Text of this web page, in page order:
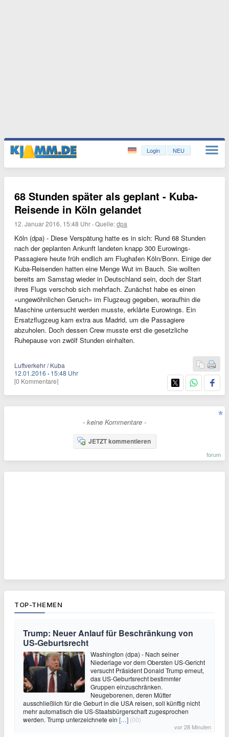
Login NEU
68 Stunden später als geplant - Kuba-
Reisende in Köln gelandet
12. Januar 2016, 15:48 Uhr ·Quelle:dpa
Köln (dpa) - Diese Verspätung hatte es in sich: Rund 68 Stunden
nach der geplanten Ankunft landeten knapp 300 Eurowings-
Passagiere heute früh endlich am Flughafen Köln/Bonn. Einige der
Kuba-Reisenden hatten eine Menge Wut im Bauch. Sie wollten
bereits am Samstag wieder in Deutschland sein, doch der Start
ihres Flugs verschob sich mehrfach. Zunächst habe es einen
«ungewöhnlichen Geruch» im Flugzeug gegeben, woraufhin die
Maschine untersucht werden musste, erklärte Eurowings. Ein
Ersatzflugzeug kam extra aus Madrid, um die Passagiere
abzuholen. Doch dessen Crew musste erst die gesetzliche
Ruhepause von zwölf Stunden einhalten.
Luftverkehr / Kuba
12.01.2016 · 15:48 Uhr
[0 Kommentare]
- keine Kommentare -
JETZT kommentieren
forum
TOP-THEMEN
Trump: Neuer Anlauf für Beschränkung von
US-Geburtsrecht
Washington (dpa) - Nach seiner
Niederlage vor dem Obersten US-Gericht
versucht Präsident Donald Trump erneut,
das US-Geburtsrecht bestimmter
Gruppen einzuschränken.
Neugeborenen, deren Mütter
ausschließlich für die Geburt in die USA reisen, soll künftig nicht
mehr automatisch die US-Staatsbürgerschaft zugesprochen
werden. Trump unterzeichnete ein […] (00)
vor 28 Minuten